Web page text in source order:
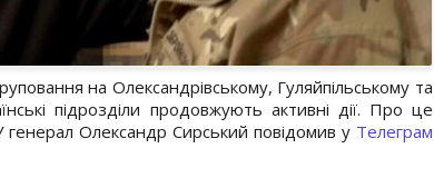
на Олександрівському, Гуляйпільському та
підрозділи продовжують активні дії. Про це
Олександр Сирський повідомив у Телеграм